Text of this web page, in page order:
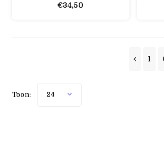
€34,50
1
Toon: 24